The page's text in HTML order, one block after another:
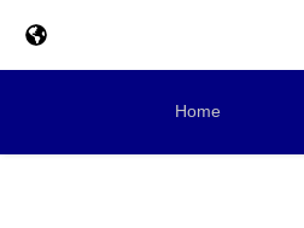
Home